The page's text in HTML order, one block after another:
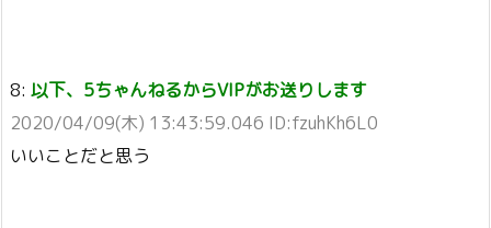
8: 以下、5ちゃんねるからVIPがお送りします
2020/04/09(木) 13:43:59.046 ID:fzuhKh6L0
いいことだと思う